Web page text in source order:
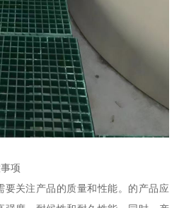
项
要关注产品的质量和性能。的产品应